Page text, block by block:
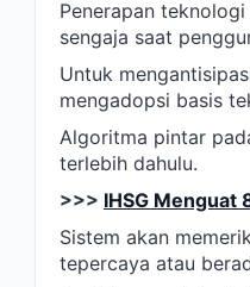
Penerapan
sengaja saat
Untuk
mengadopsi basis
Algoritma pintar
terlebih dahulu.
>>> IHSG Menguat
Sistem akan
tepercaya atau